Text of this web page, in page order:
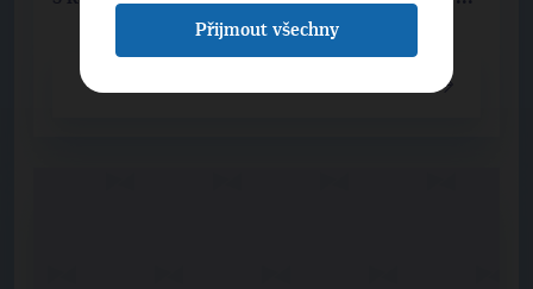
CELÝ ČLÁNEK
Přijmout všechny